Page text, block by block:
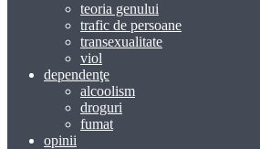
teoria genului
trafic de persoane
transexualitate
viol
dependenţe
alcoolism
droguri
fumat
opinii